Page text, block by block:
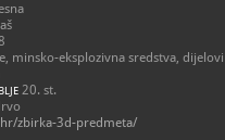
minsko-eksplozivna sredstva,
20. st.
zbirka-3d-predmeta/